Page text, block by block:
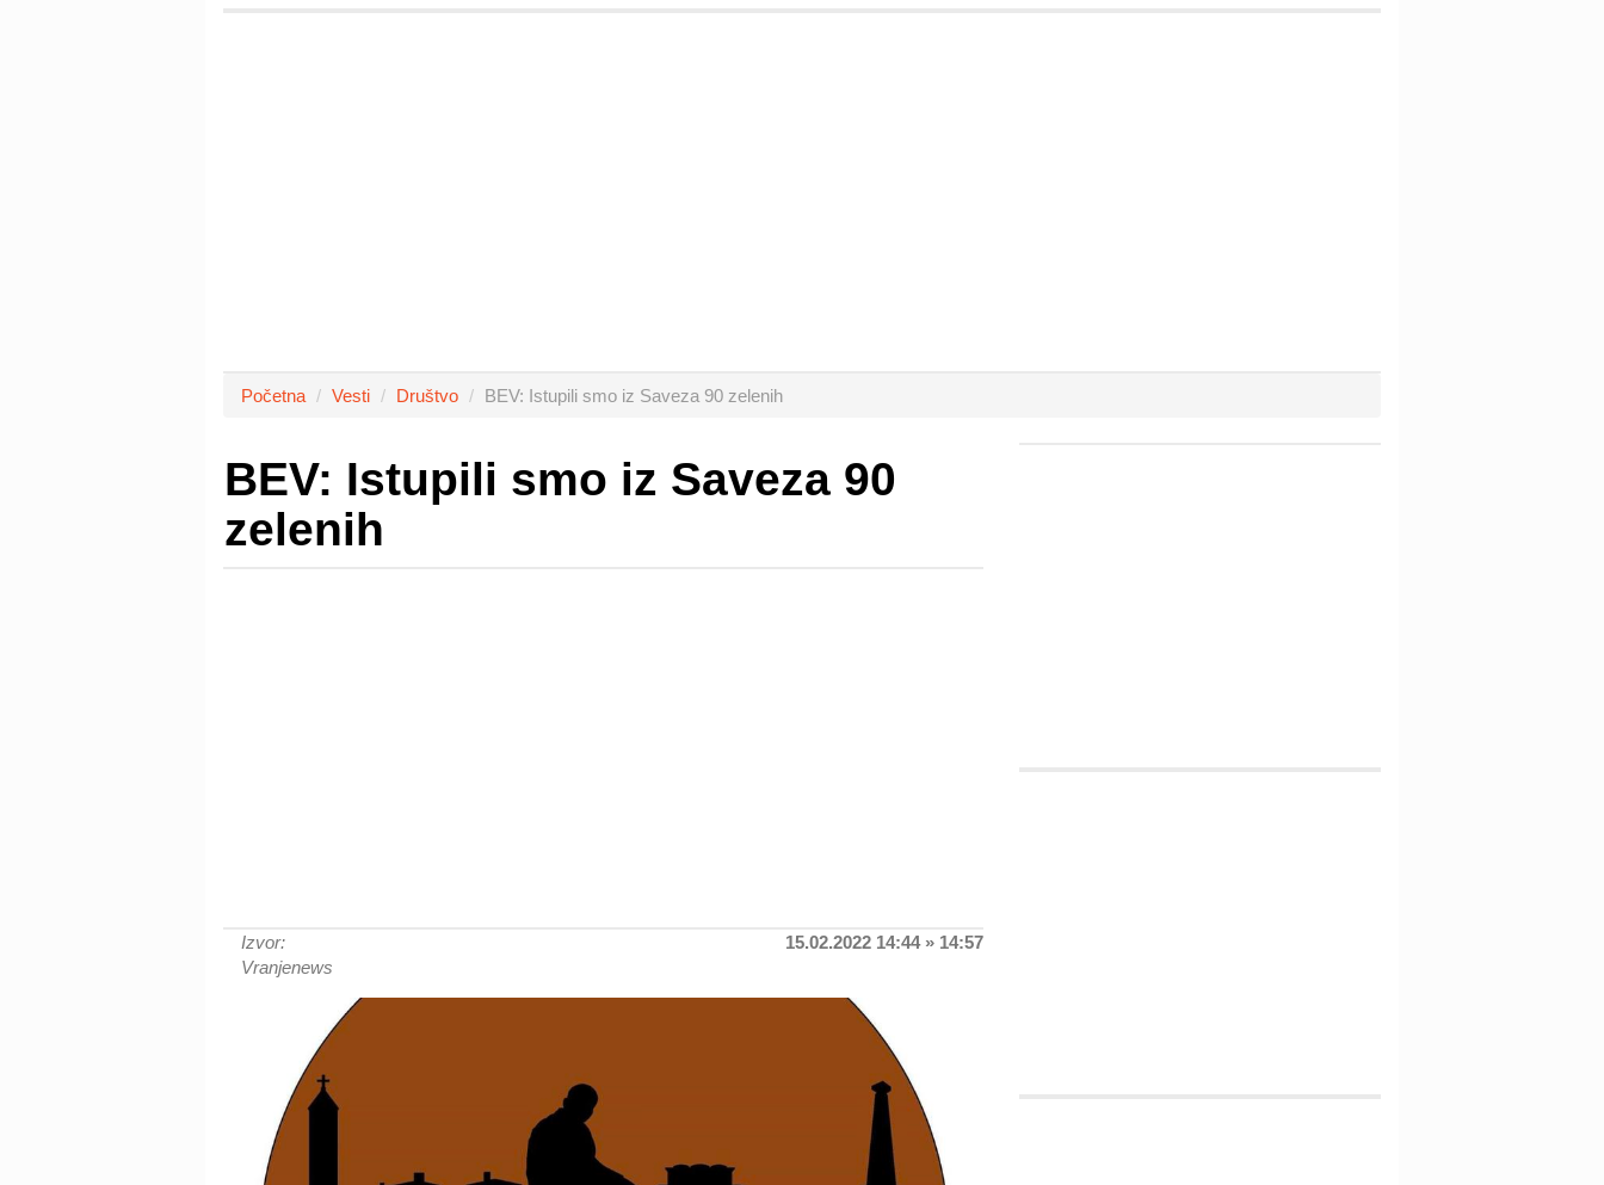
Početna Vesti Društvo BEV: Istupili smo iz Saveza 90 zelenih
BEV: Istupili smo iz Saveza 90
zelenih
Izvor:
Vranjenews
15.02.2022 14:44 » 14:57